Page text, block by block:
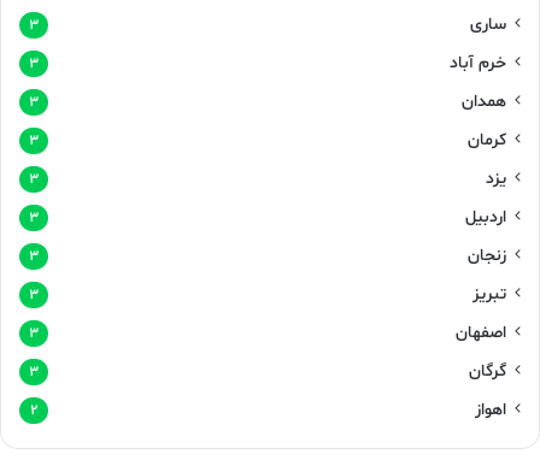
ساری ۳
خرم آباد ۳
همدان ۳
کرمان ۳
یزد ۳
اردبیل ۳
زنجان ۳
تبریز ۳
اصفهان ۳
گرگان ۳
اهواز ۲